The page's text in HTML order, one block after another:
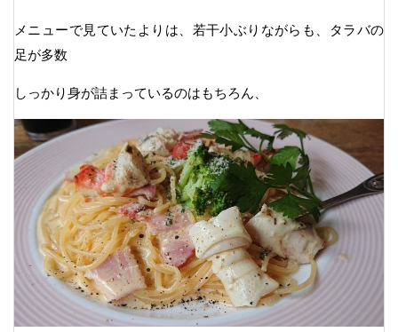
メニューで見ていたよりは、若干小ぶりながらも、タラバの
足が多数
しっかり身が詰まっているのはもちろん、